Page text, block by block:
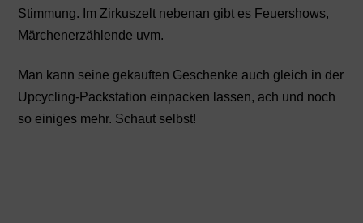
Stimmung. Im Zirkuszelt nebenan gibt es Feuershows,
Märchenerzählende uvm.
Man kann seine gekauften Geschenke auch gleich in der
Upcycling-Packstation einpacken lassen, ach und noch
so einiges mehr. Schaut selbst!